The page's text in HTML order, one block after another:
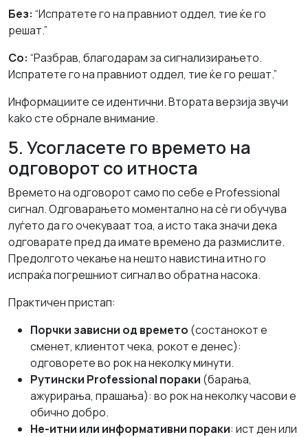
Без: “Испратете го на правниот оддел, тие ќе го
решат.”
Со: “Разбрав, благодарам за сигнализирањето.
Испратете го на правниот оддел, тие ќе го решат.”
Информациите се идентични. Втората верзија звучи
kako сте обрнале внимание.
5. Усогласете го времето на
одговорот со итноста
Времето на одговорот само по себе е Professional
сигнал. Одговарањето моментално на сè ги обучува
луѓето да го очекуваат тоа, а исто така значи дека
одговарате пред да имате времено да размислите.
Предолгото чекање на нешто навистина итно го
испраќа погрешниот сигнал во обратна насока.
Практичен пристап:
Порчки зависни од времето (состанокот е
сменет, клиентот чека, рокот е денес):
одговорете во рок на неколку минути.
Рутински Professional пораки (барања,
ажурирања, прашања): во рок на неколку часови е
обично добро.
Не-итни или информативни пораки: ист ден или